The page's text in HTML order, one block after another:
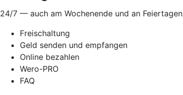
24/7 — auch am Wochenende und an Feiertagen
Freischaltung
Geld senden und empfangen
Online bezahlen
Wero-PRO
FAQ